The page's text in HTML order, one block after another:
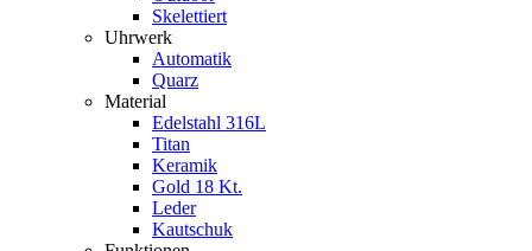
Skelettiert
Uhrwerk
Automatik
Quarz
Material
Edelstahl 316L
Titan
Keramik
Gold 18 Kt.
Leder
Kautschuk